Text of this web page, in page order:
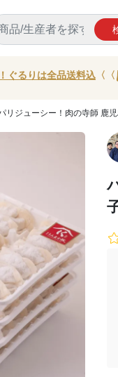
ぐるりは全品送料込 〈〈
リジューシー！肉の寺師 鹿